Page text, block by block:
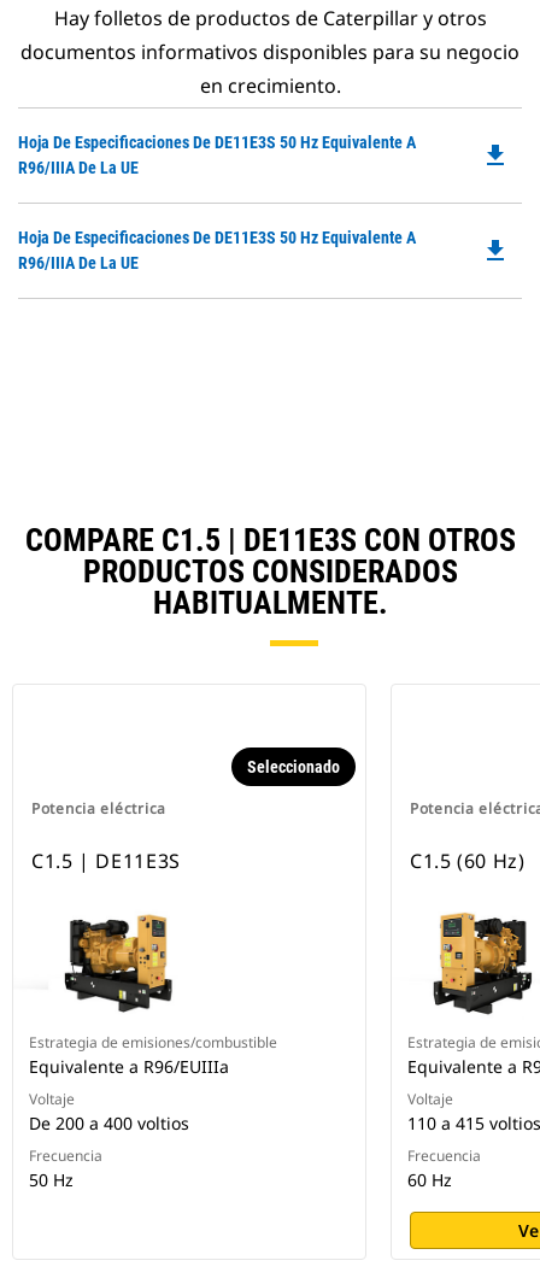
Hay folletos de productos de Caterpillar y otros
documentos informativos disponibles para su negocio
en crecimiento.
Hoja De Especificaciones De DE11E3S 50 Hz Equivalente A
R96/IIIA De La UE
file_download
Hoja De Especificaciones De DE11E3S 50 Hz Equivalente A
R96/IIIA De La UE
file_download
COMPARE C1.5 | DE11E3S CON OTROS
PRODUCTOS CONSIDERADOS
HABITUALMENTE.
Potencia eléctrica
Seleccionado
C1.5 | DE11E3S
Estrategia de emisiones/combustible
Equivalente a R96/EUIIIa
Voltaje
De 200 a 400 voltios
Frecuencia
50 Hz
Potencia
C1.5 (60 Hz)
Estrategia de
Equivalente a
Voltaje
110 a 415 voltios
Frecuencia
60 Hz